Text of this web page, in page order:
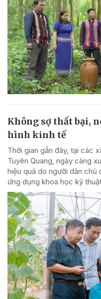
Không sợ thất bại,
hình kinh tế
Thời gian gần đây, tại các
Tuyên Quang, ngày càng
hiệu quả do người dân chủ
ứng dụng khoa học kỹ